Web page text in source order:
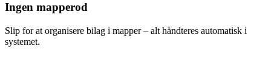
Ingen mapperod
Slip for at organisere bilag i mapper – alt håndteres automatisk i
systemet.